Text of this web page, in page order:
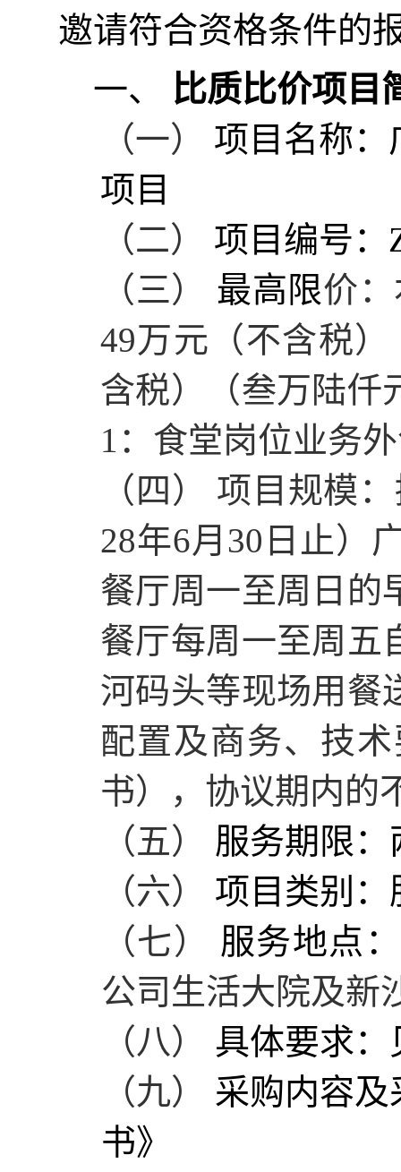
邀请符合资格条件的
一、 比质比价项目
（一） 项目名称：
项目
（二） 项目编号：
（三） 最高限价：
49万元（不含税
含税）（叁万陆仟
1：食堂岗位业务
（四） 项目规模
28年6月30日止）
餐厅周一至周日的
餐厅每周一至周五
河码头等现场用餐
配置及商务、技
书），协议期内的
（五） 服务期限：
（六） 项目类别：
（七） 服务地点：
公司生活大院及新
（八） 具体要求：
（九） 采购内容及
书》